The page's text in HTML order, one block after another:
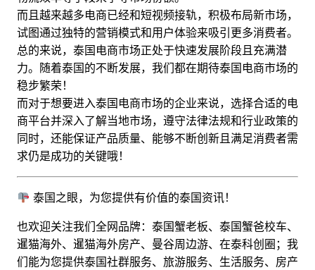
而且越来越多电商已经和短视频接轨，积极布局新市场，
试图通过独特的营销模式和用户体验来吸引更多消费者。
总的来说，泰国电商市场正处于快速发展阶段且充满潜
力。 随着泰国的不断发展，我们都在期待泰国电商市场的
稳步繁荣！
而对于想要进入泰国电商市场的企业来说，选择合适的电
商平台并深入了解当地市场，遵守法律法规和行业政策的
同时，还能保证产品质量、能够不断创新且满足消费者需
求仍是成功的关键哦！
泰国之眼，为您提供有价值的泰国资讯！
也欢迎关注我们全网品牌：泰国蟹老板、泰国蟹爸校车、
暹猫海外、暹猫海外房产、曼谷周边游、在泰科创圈 ； 我
们能为您提供泰国社群服务、旅游服务、生活服务、房产